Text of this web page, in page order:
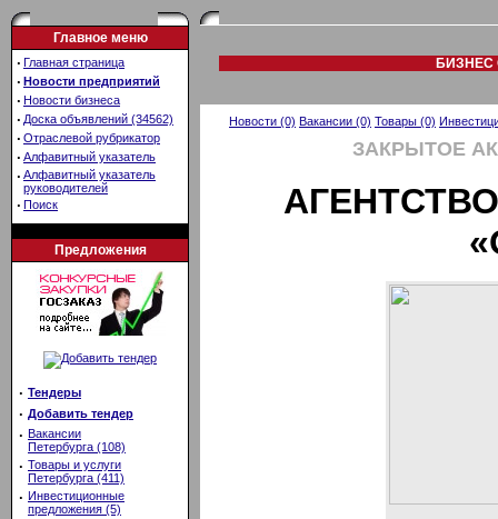
Главное меню
· Главная страница
· Новости предприятий
· Новости бизнеса
· Доска объявлений (34562)
· Отраслевой рубрикатор
· Алфавитный указатель
· Алфавитный указатель
руководителей
· Поиск
Предложения
· Тендеры
· Добавить тендер
· Вакансии
Петербурга (108)
· Товары и услуги
Петербурга (411)
· Инвестиционные
предложения (5)
БИЗНЕС
Новости (0) Вакансии (0) Товары (0)
ЗАКРЫТОЕ